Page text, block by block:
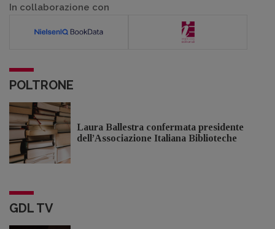
In collaborazione con
POLTRONE
Laura Ballestra confermata presidente
dell’Associazione Italiana Biblioteche
GDL TV